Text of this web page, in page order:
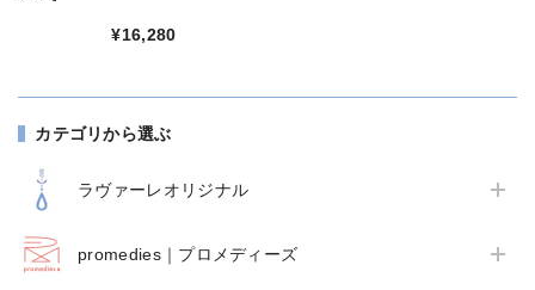
カテゴリから選ぶ
ラヴァーレオリジナル
promedies｜プロメディーズ
¥16,280